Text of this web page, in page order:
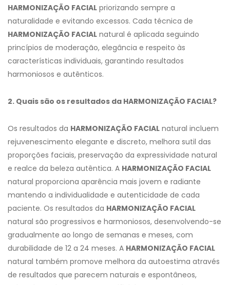
HARMONIZAÇÃO FACIAL priorizando sempre a
naturalidade e evitando excessos. Cada técnica de
HARMONIZAÇÃO FACIAL natural é aplicada seguindo
princípios de moderação, elegância e respeito às
características individuais, garantindo resultados
harmoniosos e autênticos.
2. Quais são os resultados da HARMONIZAÇÃO FACIAL?
Os resultados da HARMONIZAÇÃO FACIAL natural incluem
rejuvenescimento elegante e discreto, melhora sutil das
proporções faciais, preservação da expressividade natural
e realce da beleza autêntica. A HARMONIZAÇÃO FACIAL
natural proporciona aparência mais jovem e radiante
mantendo a individualidade e autenticidade de cada
paciente. Os resultados da HARMONIZAÇÃO FACIAL
natural são progressivos e harmoniosos, desenvolvendo-se
gradualmente ao longo de semanas e meses, com
durabilidade de 12 a 24 meses. A HARMONIZAÇÃO FACIAL
natural também promove melhora da autoestima através
de resultados que parecem naturais e espontâneos,